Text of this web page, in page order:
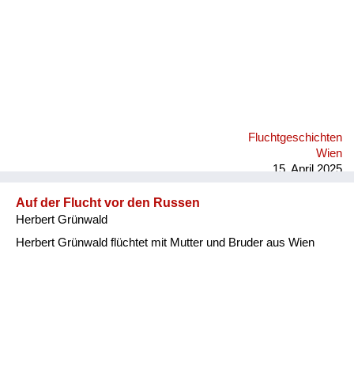
Fluchtgeschichten
Wien
15. April 2025
Auf der Flucht vor den Russen
Herbert Grünwald
Herbert Grünwald flüchtet mit Mutter und Bruder aus Wien